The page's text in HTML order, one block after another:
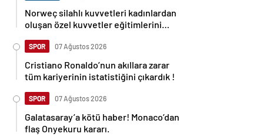
Norweç silahlı kuvvetleri kadınlardan
oluşan özel kuvvetler eğitimlerini
SPOR 07 Ağustos 2026
Cristiano Ronaldo’nun akıllara zarar
tüm kariyerinin istatistiğini çıkardık !
SPOR 07 Ağustos 2026
Galatasaray’a kötü haber! Monaco’dan
flaş Onyekuru kararı.